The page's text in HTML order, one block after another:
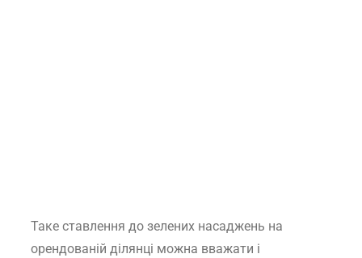
Таке ставлення до зелених насаджень на
орендованій ділянці можна вважати і